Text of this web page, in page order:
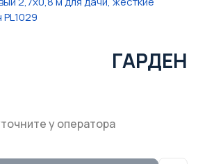
ГАРДЕН
у оператора